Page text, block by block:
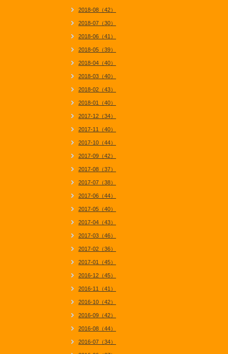
2018-08（42）
2018-07（30）
2018-06（41）
2018-05（39）
2018-04（40）
2018-03（40）
2018-02（43）
2018-01（40）
2017-12（34）
2017-11（40）
2017-10（44）
2017-09（42）
2017-08（37）
2017-07（38）
2017-06（44）
2017-05（40）
2017-04（43）
2017-03（46）
2017-02（36）
2017-01（45）
2016-12（45）
2016-11（41）
2016-10（42）
2016-09（42）
2016-08（44）
2016-07（34）